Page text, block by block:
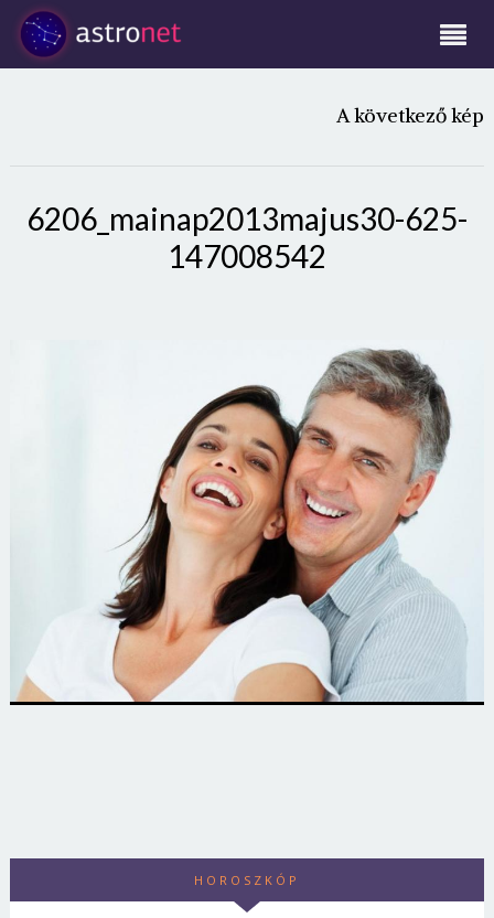
A következő kép
6206_mainap2013majus30-625-
147008542
HOROSZKÓP